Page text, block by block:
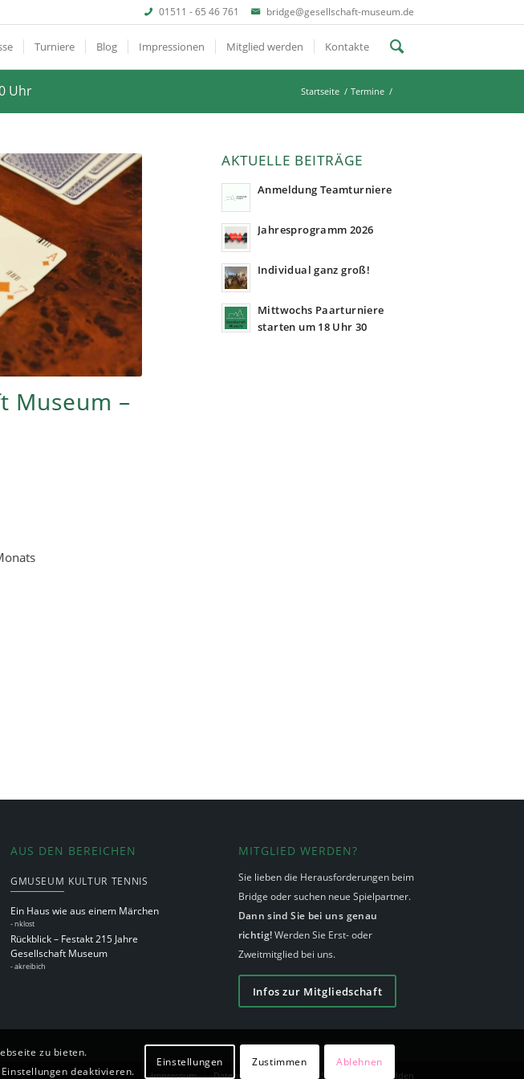
01511 - 65 46 761 bridge@gesellschaft-museum.de
Turniere Blog Impressionen Mitglied werden Kontakte
Uhr Startseite / Termine /
Museum –
AKTUELLE BEITRÄGE
Anmeldung Teamturniere
Jahresprogramm 2026
Individual ganz groß!
Mittwochs Paarturniere
starten um 18 Uhr 30
AUS DEN BEREICHEN
GMUSEUM KULTUR TENNIS
Ein Haus wie aus einem Märchen
-nklost
Rückblick – Festakt 215 Jahre
Gesellschaft Museum
-akreibich
MITGLIED WERDEN?
Sie lieben die Herausforderungen beim
Bridge oder suchen neue Spielpartner.
Dann sind Sie bei uns genau
richtig!Werden Sie Erst- oder
Zweitmitglied bei uns.
Infos zur Mitgliedschaft
Impressum Datenschutzerklärung Sitemap Anmelden
zu bieten.
deaktivieren.
Einstellungen Zustimmen Ablehnen